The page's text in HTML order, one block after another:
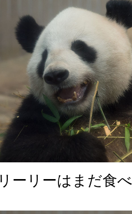
リーリーはまだ食